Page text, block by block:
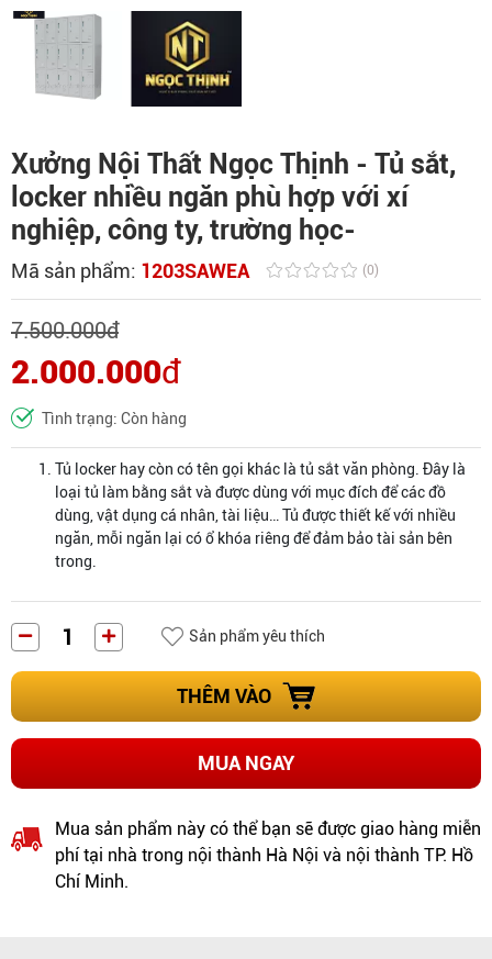
Xưởng Nội Thất Ngọc Thịnh - Tủ sắt,
locker nhiều ngăn phù hợp với xí
nghiệp, công ty, trường học-
Mã sản phẩm: 1203SAWEA (0)
7.500.000đ
2.000.000đ
Tình trạng: Còn hàng
Tủ locker hay còn có tên gọi khác là tủ sắt văn phòng. Đây là
loại tủ làm bằng sắt và được dùng với mục đích để các đồ
dùng, vật dụng cá nhân, tài liệu… Tủ được thiết kế với nhiều
ngăn, mỗi ngăn lại có ổ khóa riêng để đảm bảo tài sản bên
trong.
Sản phẩm yêu thích
THÊM VÀO
MUA NGAY
Mua sản phẩm này có thể bạn sẽ được giao hàng miễn
phí tại nhà trong nội thành Hà Nội và nội thành TP. Hồ
Chí Minh.